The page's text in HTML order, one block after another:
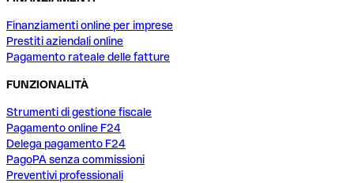
Finanziamenti online per imprese
Prestiti aziendali online
Pagamento rateale delle fatture
FUNZIONALITÀ
Strumenti di gestione fiscale
Pagamento online F24
Delega pagamento F24
PagoPA senza commissioni
Preventivi professionali